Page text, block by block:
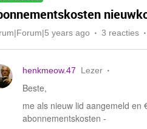
years ago 3 reacties
henkmeow.47 Lezer
Beste,
me als nieuw lid aangemeld en
abonnementskosten -